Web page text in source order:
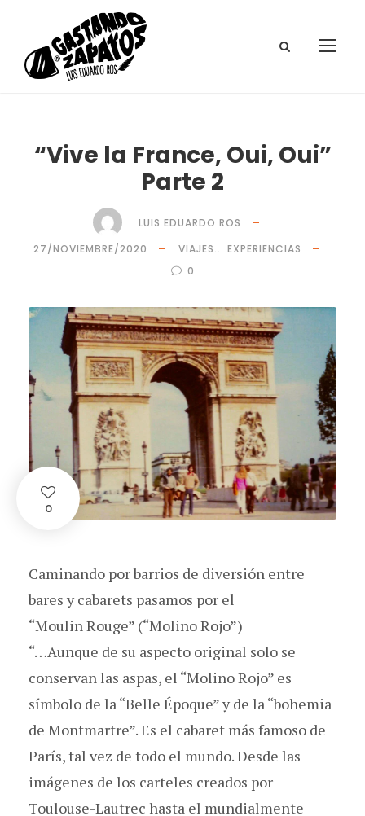
“Vive la France, Oui, Oui”
Parte 2
LUIS EDUARDO ROS
27/NOVIEMBRE/2020
VIAJES... EXPERIENCIAS
0
0
Caminando por barrios de diversión entre
bares y cabarets pasamos por el
“Moulin Rouge” (“Molino Rojo”)
“…Aunque de su aspecto original solo se
conservan las aspas, el “Molino Rojo” es
símbolo de la “Belle Époque” y de la “bohemia
de Montmartre”. Es el cabaret más famoso de
París, tal vez de todo el mundo. Desde las
imágenes de los carteles creados por
Toulouse-Lautrec hasta el mundialmente